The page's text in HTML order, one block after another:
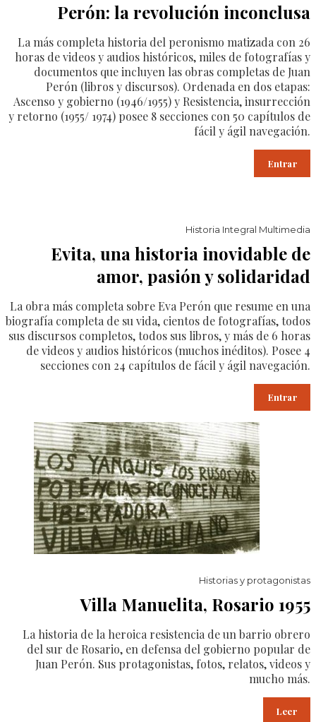
Perón: la revolución inconclusa
La más completa historia del peronismo matizada con 26
horas de videos y audios históricos, miles de fotografías y
documentos que incluyen las obras completas de Juan
Perón (libros y discursos). Ordenada en dos etapas:
Ascenso y gobierno (1946/1955) y Resistencia, insurrección
y retorno (1955/ 1974) posee 8 secciones con 50 capítulos de
fácil y ágil navegación.
Entrar
Historia Integral Multimedia
Evita, una historia inovidable de
amor, pasión y solidaridad
La obra más completa sobre Eva Perón que resume en una
biografía completa de su vida, cientos de fotografías, todos
sus discursos completos, todos sus libros, y más de 6 horas
de videos y audios históricos (muchos inéditos). Posee 4
secciones con 24 capítulos de fácil y ágil navegación.
Entrar
Historias y protagonistas
Villa Manuelita, Rosario 1955
La historia de la heroica resistencia de un barrio obrero
del sur de Rosario, en defensa del gobierno popular de
Juan Perón. Sus protagonistas, fotos, relatos, videos y
mucho más.
Leer